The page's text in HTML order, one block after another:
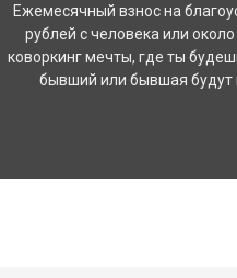
Ежемесячный взнос на
рублей с человека или
коворкинг мечты, где ты
бывший или бывшая будут